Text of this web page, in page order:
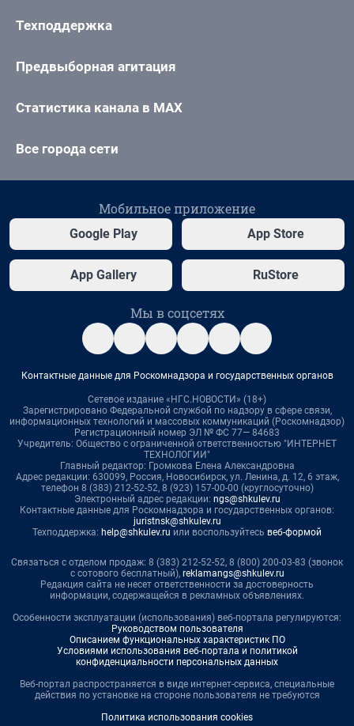
Техподдержка
Предвыборная агитация
Статистика канала в MAX
Все города сети
Мобильное приложение
Google Play App Store
App Gallery RuStore
Мы в соцсетях
Контактные данные для Роскомнадзора и государственных органов
Сетевое издание «НГС.НОВОСТИ» (18+)
Зарегистрировано Федеральной службой по надзору в сфере связи,
информационных технологий и массовых коммуникаций (Роскомнадзор)
Регистрационный номер ЭЛ № ФС 77— 84683
Учредитель: Общество с ограниченной ответственностью "ИНТЕРНЕТ
ТЕХНОЛОГИИ"
Главный редактор: Громкова Елена Александровна
Адрес редакции: 630099, Россия, Новосибирск, ул. Ленина, д. 12, 6 этаж,
телефон 8 (383) 212-52-52, 8 (923) 157-00-00 (круглосуточно)
Электронный адрес редакции: ngs@shkulev.ru
Контактные данные для Роскомнадзора и государственных органов:
juristnsk@shkulev.ru
Техподдержка: help@shkulev.ru или воспользуйтесь веб-формой
Связаться с отделом продаж: 8 (383) 212-52-52, 8 (800) 200-03-83 (звонок
с сотового бесплатный), reklamangs@shkulev.ru
Редакция сайта не несет ответственности за достоверность
информации, содержащейся в рекламных объявлениях.
Особенности эксплуатации (использования) веб-портала регулируются:
Руководством пользователя
Описанием функциональных характеристик ПО
Условиями использования веб-портала и политикой
конфиденциальности персональных данных
Веб-портал распространяется в виде интернет-сервиса, специальные
действия по установке на стороне пользователя не требуются
Политика использования cookies